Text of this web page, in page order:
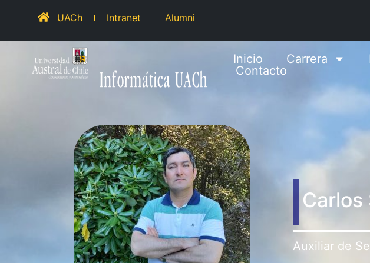
UACh Intranet Alumni
Inicio Carrera
Contacto
Carlos
Auxiliar de